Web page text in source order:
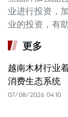
业进行投资，
业的投资，有
更多
越南木材行业
消费生态系统
07/08/2026 04:10